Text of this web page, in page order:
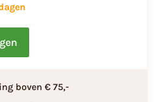
boven € 75,-